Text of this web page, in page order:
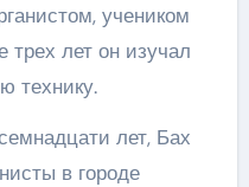
учеником
трех лет он изучал
технику.
лет, Бах
в городе